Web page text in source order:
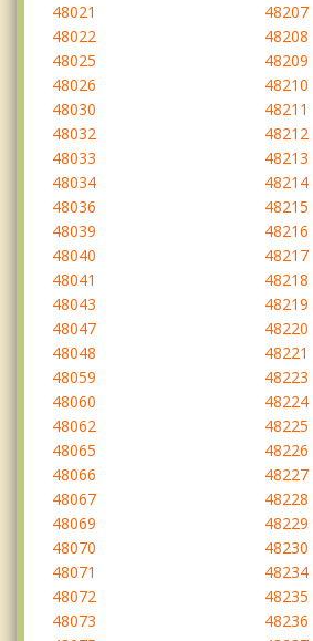
48021
48022
48025
48026
48030
48032
48033
48034
48036
48039
48040
48041
48043
48047
48048
48059
48060
48062
48065
48066
48067
48069
48070
48071
48072
48073
48207
48208
48209
48210
48211
48212
48213
48214
48215
48216
48217
48218
48219
48220
48221
48223
48224
48225
48226
48227
48228
48229
48230
48234
48235
48236